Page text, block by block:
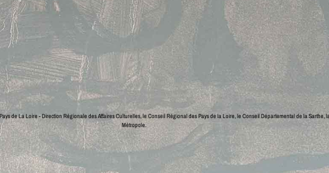
de La Loire - Direction Régionale des Affaires Culturelles, le Conseil Régional des Pays de la Loire, le Conseil Départemental de la Sarthe,
Métropole.